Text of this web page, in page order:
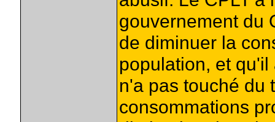
gouvernement du
de diminuer la
population, et
n'a pas touché du
consommations